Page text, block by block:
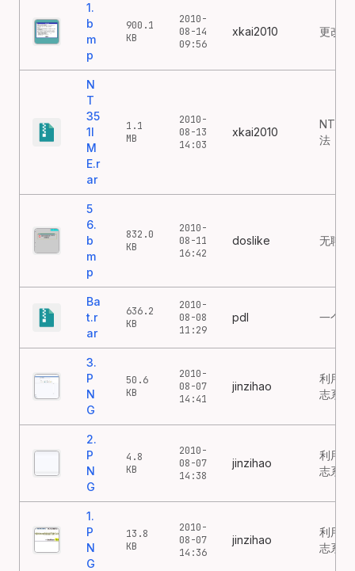
1.
b
m
p
900.1
KB
2010-
08-14
09:56
xkai2010 更改
N
T
35
1I
M
E.r
ar
1.1
MB
2010-
08-13
14:03
xkai2010
NT
法
5
6.
b
m
p
832.0
KB
2010-
08-11
16:42
doslike 无聊
Ba
t.r
ar
636.2
KB
2010-
08-08
11:29
pdl 一个病
3.
P
N
G
50.6
KB
2010-
08-07
14:41
jinzihao
利用
志系
2.
P
N
G
4.8
KB
2010-
08-07
14:38
jinzihao
利用
志系
1.
P
N
G
13.8
KB
2010-
08-07
14:36
jinzihao
利用
志系